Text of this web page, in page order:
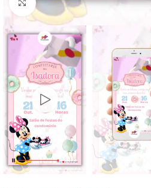
Clique para ampliar